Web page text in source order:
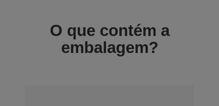
O que contém a
embalagem?